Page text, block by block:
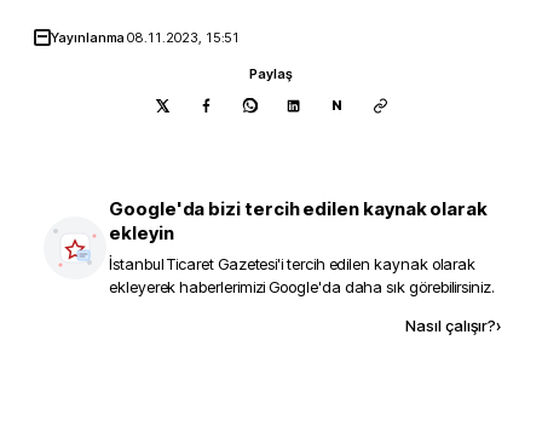
Yayınlanma08.11.2023, 15:51
Paylaş
N
Google'da bizi tercih edilen kaynak olarak
ekleyin
İstanbul Ticaret Gazetesi'i tercih edilen kaynak olarak
ekleyerek haberlerimizi Google'da daha sık görebilirsiniz.
Nasıl çalışır?›